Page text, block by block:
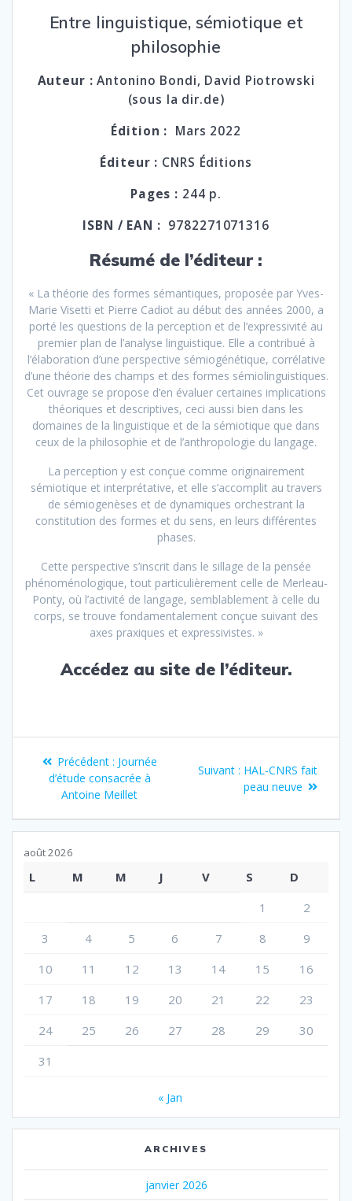
Entre linguistique, sémiotique et
philosophie
Auteur :Antonino Bondi, David Piotrowski
(sous la dir.de)
Édition : Mars 2022
Éditeur : CNRS Éditions
Pages : 244 p.
ISBN / EAN : 9782271071316
Résumé de l’éditeur :
« La théorie des formes sémantiques, proposée par Yves-
Marie Visetti et Pierre Cadiot au début des années 2000, a
porté les questions de la perception et de l’expressivité au
premier plan de l’analyse linguistique. Elle a contribué à
l’élaboration d’une perspective sémiogénétique, corrélative
d’une théorie des champs et des formes sémiolinguistiques.
Cet ouvrage se propose d’en évaluer certaines implications
théoriques et descriptives, ceci aussi bien dans les
domaines de la linguistique et de la sémiotique que dans
ceux de la philosophie et de l’anthropologie du langage.
La perception y est conçue comme originairement
sémiotique et interprétative, et elle s’accomplit au travers
de sémiogenèses et de dynamiques orchestrant la
constitution des formes et du sens, en leurs différentes
phases.
Cette perspective s’inscrit dans le sillage de la pensée
phénoménologique, tout particulièrement celle de Merleau-
Ponty, où l’activité de langage, semblablement à celle du
corps, se trouve fondamentalement conçue suivant des
axes praxiques et expressivistes. »
Accédez au site de l’éditeur.
Navigation
l’article
Précédent : Article
précédent
:
Journée
d’étude consacrée à
Antoine Meillet
Suivant : Article
suivant
HAL-CNRS fait
peau neuve
août 2026
L M M J V S
D
1
2
3
4 5 6 7 8
9
10
11 12 13 14 15
16
17
18 19 20 21 22
23
24
25 26 27 28 29
30
31
« Jan
ARCHIVES
janvier 2026